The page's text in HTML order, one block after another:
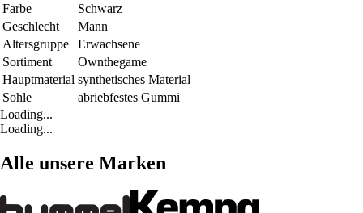
Farbe
Schwarz
Geschlecht
Mann
Altersgruppe
Erwachsene
Sortiment
Ownthegame
Hauptmaterial synthetisches Material
Sohle
abriebfestes Gummi
Loading...
Loading...
Alle unsere Marken